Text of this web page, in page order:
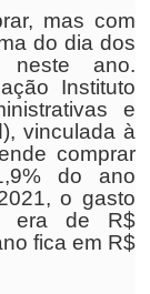
mas com
do dia dos
neste ano.
Instituto
e
vinculada à
comprar
do ano
o gasto
era de R$
fica em R$